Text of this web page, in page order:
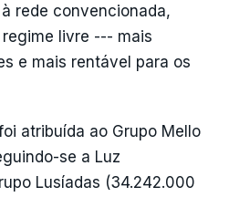
rede convencionada,
livre --- mais
e mais rentável para os
atribuída ao Grupo Mello
se a Luz
Lusíadas (34.242.000